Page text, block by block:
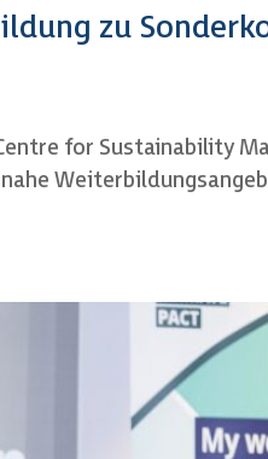
zu
for Sustainability